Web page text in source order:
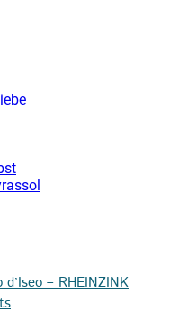
– RHEINZINK